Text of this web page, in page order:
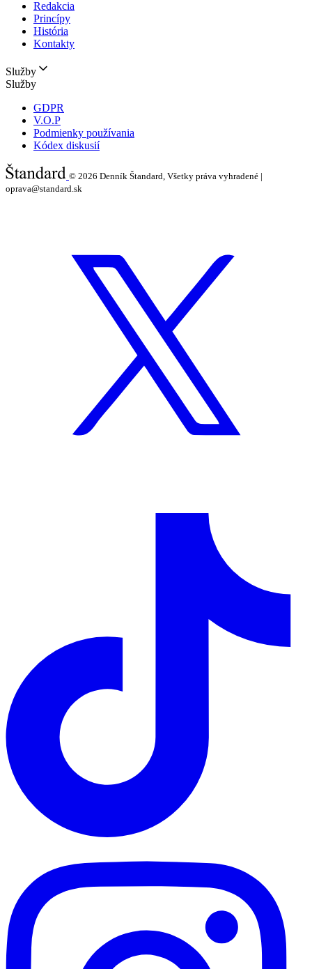
Redakcia
Princípy
História
Kontakty
Služby
Služby
GDPR
V.O.P
Podmienky používania
Kódex diskusií
© 2026 Denník Štandard, Všetky práva vyhradené |
oprava@standard.sk